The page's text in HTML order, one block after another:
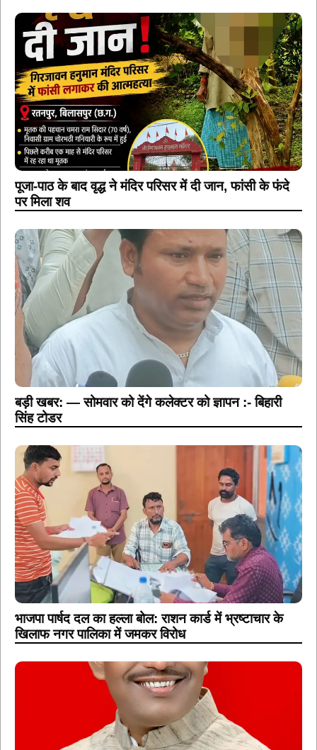
पूजा-पाठ के बाद वृद्ध ने मंदिर परिसर में दी जान, फांसी के फंदे
पर मिला शव
बड़ी खबर: — सोमवार को देंगे कलेक्टर को ज्ञापन :- बिहारी
सिंह टोडर
भाजपा पार्षद दल का हल्ला बोल: राशन कार्ड में भ्रष्टाचार के
खिलाफ नगर पालिका में जमकर विरोध